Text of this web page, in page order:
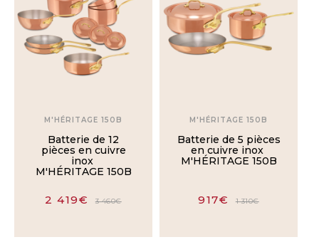
M'HÉRITAGE 150B
Batterie de 12
pièces en cuivre
inox
M'HÉRITAGE 150B
2 419€ 3 460€
M'HÉRITAGE 150B
Batterie de 5 pièces
en cuivre inox
M'HÉRITAGE 150B
917€ 1 310€